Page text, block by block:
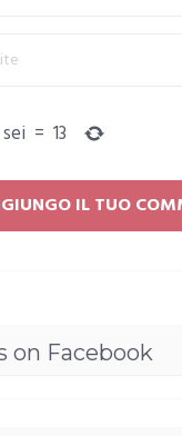
sei = 13
on Facebook